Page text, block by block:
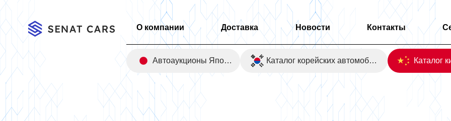
О компании Доставка Новости Контакты
Автоаукционы Японии Каталог корейских автомобилей